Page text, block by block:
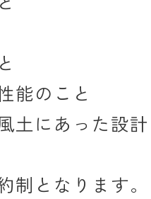
能のこと
土にあった設
制となります。